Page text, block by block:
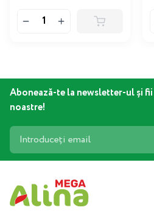
Abonează-te la newsletter-ul și
noastre!